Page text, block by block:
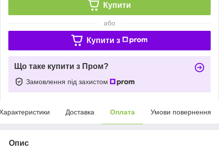
Купити
або
Купити з
Що таке купити з Пром?
Замовлення під захистом
Доставка Оплата Умови повернення
Опис